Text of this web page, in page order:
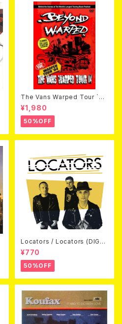
The Vans Warped Tour `04
Beyond Warped (国内盤DV
D)
¥1,980
50%OFF
Locators / Locators (DIGPA
CK CD)
¥770
50%OFF